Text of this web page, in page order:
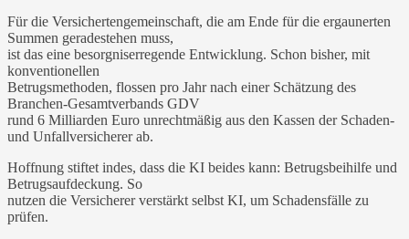
Für die Versichertengemeinschaft, die am Ende für die ergaunerten
Summen geradestehen muss,
ist das eine besorgniserregende Entwicklung. Schon bisher, mit
konventionellen
Betrugsmethoden, flossen pro Jahr nach einer Schätzung des
Branchen-Gesamtverbands GDV
rund 6 Milliarden Euro unrechtmäßig aus den Kassen der Schaden-
und Unfallversicherer ab.
Hoffnung stiftet indes, dass die KI beides kann: Betrugsbeihilfe und
Betrugsaufdeckung. So
nutzen die Versicherer verstärkt selbst KI, um Schadensfälle zu
prüfen.